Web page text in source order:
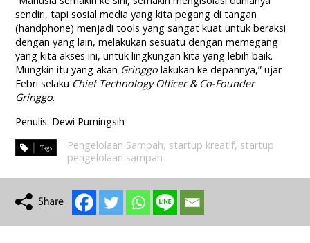
sendiri, tapi sosial media yang kita pegang di tangan
(handphone) menjadi tools yang sangat kuat untuk beraksi
dengan yang lain, melakukan sesuatu dengan memegang
yang kita akses ini, untuk lingkungan kita yang lebih baik.
Mungkin itu yang akan Gringgo lakukan ke depannya,” ujar
Febri selaku Chief Technology Officer & Co-Founder
Gringgo.
Penulis: Dewi Purningsih
Pengelolaan Sampah, startup kreatif, startup
pengelolaan sampah